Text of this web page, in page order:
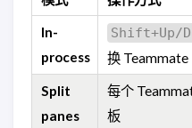
In-
process
Shift+Up/
换 Teammate
Split
panes
每个
板